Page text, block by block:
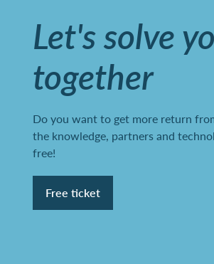
Let's solve
together
Do you want to get more return
the knowledge, partners and
free!
Free ticket